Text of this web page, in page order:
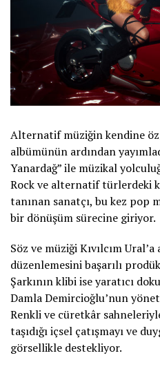
Alternatif müziğin kendine
albümünün ardından
Yanardağ” ile müzikal
Rock ve alternatif türlerdeki
tanınan sanatçı, bu kez pop
bir dönüşüm sürecine giriyor.
Söz ve müziği Kıvılcım
düzenlemesini başarılı
Şarkının klibi ise yaratıcı
Damla Demircioğlu’nun
Renkli ve cüretkâr
taşıdığı içsel çatışmayı ve
görsellikle destekliyor.